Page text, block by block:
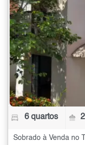
6 quartos
Sobrado à Venda no